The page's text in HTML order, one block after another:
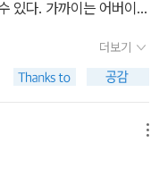
들어가는 자, 그때까지
이지 않는 것을 드러나게
고 위험한 시도를 한
보장으로도 그를 달래거
말이다. 그러므로 폭력이
것은 아니다. 알이 새에
내 마음에 들었음이 분명
방식이 너무 어렵기 때
illusion과 비슷
다. 우리가 이런 착각에
는 능력이 엄청나게 발전
대응은 아주 오래된 본
있다.”는 지젝의 진단이
한 채 도덕적 우월성에
가 역전된 결과로 이해
기’라고 표현했는데, 종
미 ‘자정 이후’의 시간
남성들과 같은 노역을 하
취에도 시달려야만 했
힘겨운 하루치 노역을
속보다 더 적게 받았고,
할 수 있는 수준 이상으
있다. 가까이는 어버이를
詩? 詩 可以興 可以
多識於鳥獸草木之
> 중시인은 숙련된 킬
하는 존재다. 신형철, <몰
가장 심층적인 세계를
더보기